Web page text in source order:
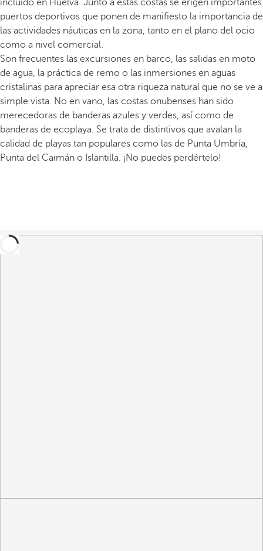
incluido en Huelva. Junto a estas costas se erigen importantes
puertos deportivos que ponen de manifiesto la importancia de
las actividades náuticas en la zona, tanto en el plano del ocio
como a nivel comercial.
Son frecuentes las excursiones en barco, las salidas en moto
de agua, la práctica de remo o las inmersiones en aguas
cristalinas para apreciar esa otra riqueza natural que no se ve a
simple vista. No en vano, las costas onubenses han sido
merecedoras de banderas azules y verdes, así como de
banderas de ecoplaya. Se trata de distintivos que avalan la
calidad de playas tan populares como las de Punta Umbría,
Punta del Caimán o Islantilla. ¡No puedes perdértelo!